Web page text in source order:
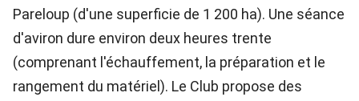
Pareloup (d'une superficie de 1 200 ha). Une séance
d'aviron dure environ deux heures trente
(comprenant l'échauffement, la préparation et le
rangement du matériel). Le Club propose des